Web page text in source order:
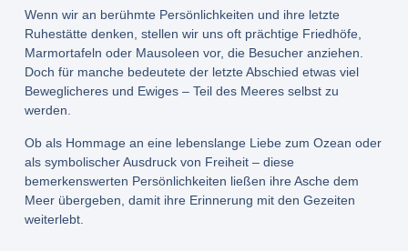
Wenn wir an berühmte Persönlichkeiten und ihre letzte
Ruhestätte denken, stellen wir uns oft prächtige Friedhöfe,
Marmortafeln oder Mausoleen vor, die Besucher anziehen.
Doch für manche bedeutete der letzte Abschied etwas viel
Beweglicheres und Ewiges – Teil des Meeres selbst zu
werden.
Ob als Hommage an eine lebenslange Liebe zum Ozean oder
als symbolischer Ausdruck von Freiheit – diese
bemerkenswerten Persönlichkeiten ließen ihre Asche dem
Meer übergeben, damit ihre Erinnerung mit den Gezeiten
weiterlebt.